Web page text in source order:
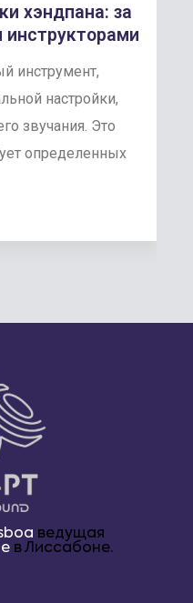
хэндпана: за
инструмент,
настройки,
звучания. Это
определенных
ведущая
в Лиссабоне.